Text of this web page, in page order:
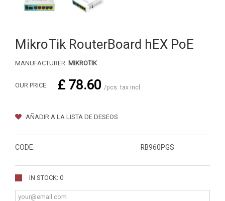
MikroTik RouterBoard hEX PoE
MANUFACTURER: MIKROTIK
OUR PRICE: £ 78.60 /pcs. tax incl.
AÑADIR A LA LISTA DE DESEOS
CODE: RB960PGS
IN STOCK: 0